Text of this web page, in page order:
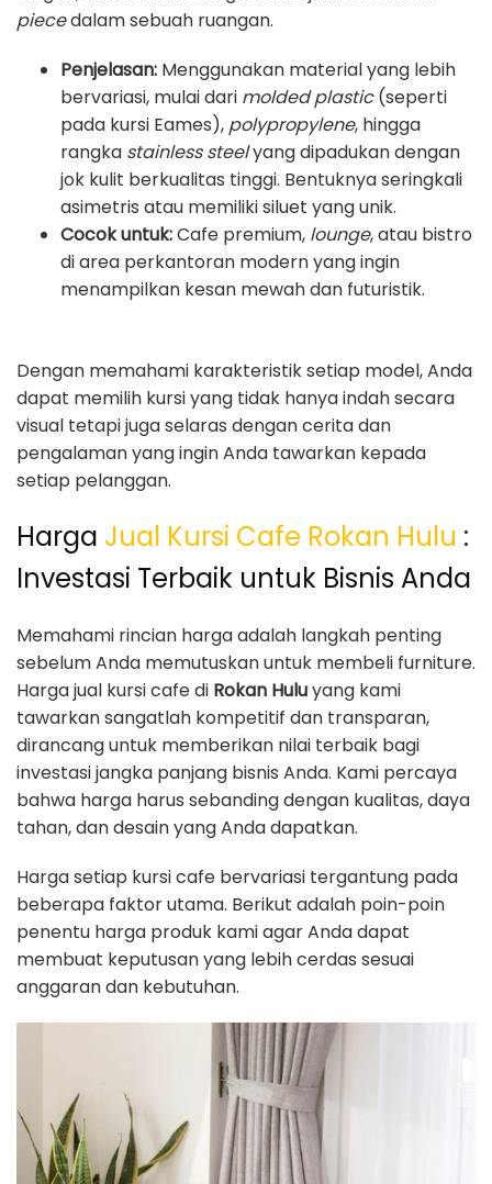
piecedalam sebuah ruangan.
Penjelasan: Menggunakan material yang lebih
bervariasi, mulai dari molded plastic(seperti
pada kursi Eames), polypropylene, hingga
rangka stainless steelyang dipadukan dengan
jok kulit berkualitas tinggi. Bentuknya seringkali
asimetris atau memiliki siluet yang unik.
Cocok untuk:Cafe premium, lounge, atau bistro
di area perkantoran modern yang ingin
menampilkan kesan mewah dan futuristik.
Dengan memahami karakteristik setiap model, Anda
dapat memilih kursi yang tidak hanya indah secara
visual tetapi juga selaras dengan cerita dan
pengalaman yang ingin Anda tawarkan kepada
setiap pelanggan.
Harga Jual Kursi Cafe Rokan Hulu :
Investasi Terbaik untuk Bisnis Anda
Memahami rincian harga adalah langkah penting
sebelum Anda memutuskan untuk membeli furniture.
Harga jual kursi cafe di Rokan Huluyang kami
tawarkan sangatlah kompetitif dan transparan,
dirancang untuk memberikan nilai terbaik bagi
investasi jangka panjang bisnis Anda. Kami percaya
bahwa harga harus sebanding dengan kualitas, daya
tahan, dan desain yang Anda dapatkan.
Harga setiap kursi cafe bervariasi tergantung pada
beberapa faktor utama. Berikut adalah poin-poin
penentu harga produk kami agar Anda dapat
membuat keputusan yang lebih cerdas sesuai
anggaran dan kebutuhan.